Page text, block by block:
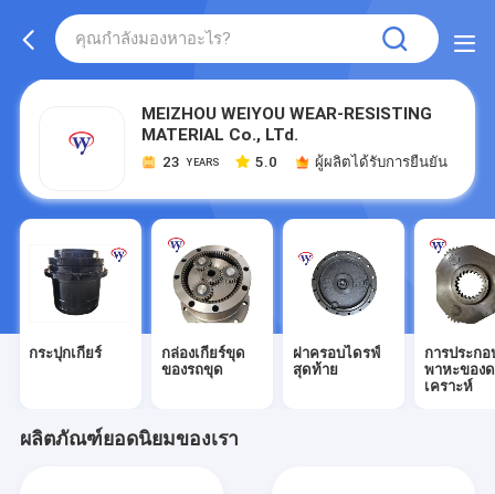
MEIZHOU WEIYOU WEAR-RESISTING
MATERIAL Co., LTd.
23 YEARS 5.0 ผู้ผลิตได้รับการยืนยัน
กระปุกเกียร์
กล่องเกียร์ขุด
ของรถขุด
ฝาครอบไดรฟ์
สุดท้าย
การประกอ
พาหะของ
เคราะห์
ผลิตภัณฑ์ยอดนิยมของเรา